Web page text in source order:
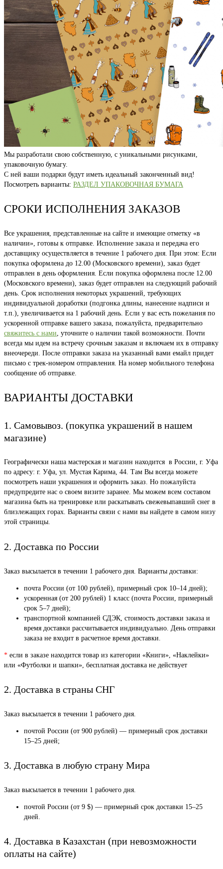
Мы разработали свою собственную, с уникальными рисунками,
упаковочную бумагу.
С ней ваши подарки будут иметь идеальный законченный вид!
Посмотреть варианты: РАЗДЕЛ УПАКОВОЧНАЯ БУМАГА
СРОКИ ИСПОЛНЕНИЯ ЗАКАЗОВ
Все украшения, представленные на сайте и имеющие отметку «в
наличии», готовы к отправке. Исполнение заказа и передача его
доставщику осуществляется в течение 1 рабочего дня. При этом: Если
покупка оформлена до 12.00 (Московского времени), заказ будет
отправлен в день оформления. Если покупка оформлена после 12.00
(Московского времени), заказ будет отправлен на следующий рабочий
день. Срок исполнения некоторых украшений, требующих
индивидуальной доработки (подгонка длины, нанесение надписи и
т.п.), увеличивается на 1 рабочий день. Если у вас есть пожелания по
ускоренной отправке вашего заказа, пожалуйста, предварительно
свяжитесь с нами, уточните о наличии такой возможности. Почти
всегда мы идем на встречу срочным заказам и включаем их в отправку
внеочереди. После отправки заказа на указанный вами емайл придет
письмо с трек-номером отправления. На номер мобильного телефона
сообщение об отправке.
ВАРИАНТЫ ДОСТАВКИ
1. Самовывоз. (покупка украшений в нашем
магазине)
Географически наша мастерская и магазин находится в России, г. Уфа
по адресу: г. Уфа, ул. Мустая Карима, 44. Там Вы всегда можете
посмотреть наши украшения и оформить заказ. Но пожалуйста
предупредите нас о своем визите заранее. Мы можем всем составом
магазина быть на тренировке или раскатывать свежевыпавший снег в
близлежащих горах. Варианты связи с нами вы найдете в самом низу
этой страницы.
2. Доставка по России
Заказ высылается в течении 1 рабочего дня. Варианты доставки:
почта России (от 100 рублей), примерный срок 10–14 дней);
ускоренная (от 200 рублей) 1 класс (почта России, примерный
срок 5–7 дней);
транспортной компанией СДЭК, стоимость доставки заказа и
время доставки рассчитывается индивидуально. День отправки
заказа не входит в расчетное время доставки.
* если в заказе находится товар из категории «Книги», «Наклейки»
или «Футболки и шапки», бесплатная доставка не действует
2. Доставка в страны СНГ
Заказ высылается в течении 1 рабочего дня.
почтой России (от 900 рублей) — примерный срок доставки
15–25 дней;
3. Доставка в любую страну Мира
Заказ высылается в течении 1 рабочего дня.
почтой России (от 9 $) — примерный срок доставки 15–25
дней.
4. Доставка в Казахстан (при невозможности
оплаты на сайте)